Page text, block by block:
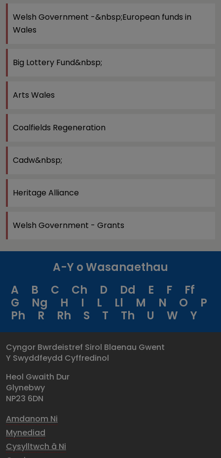
Welsh Government -&nbsp;European funds in
Wales
Big Lottery Fund&nbsp;
Arts Wales
Coalfields Regeneration
Cadw&nbsp;
Heritage Alliance
Welsh Government - Grants
A-Y o Wasanaethau
A
B C Ch D Dd E F
Ff
G
Ng H I L Ll M N O
P
Ph
R Rh S T Th U W Y
Cyngor Bwrdeistref Sirol Blaenau Gwent
Y Swyddfeydd Cyffredinol
Heol Gwaith Dur
Glynebwy
NP23 6DN
Amdanom Ni
Mynediad
Cysylltwch â Ni